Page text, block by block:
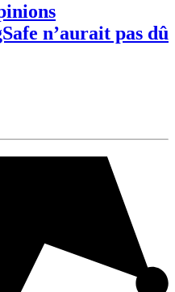
n’aurait pas dû